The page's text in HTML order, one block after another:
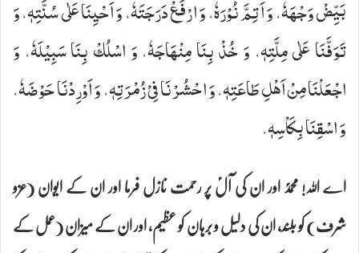
بَیِّضْ وَجْهَهٗ، وَ اَتِمَّ نُوْرَهٗ، وَ ارْفَعْ دَرَجَتَهٗ، وَ اَحْیِنَا عَلٰى سُنَّتِهٖ، وَ
تَوَفَّنَا عَلٰى مِلَّتِهٖ، وَ خُذْ بِنَا مِنْهَاجَهٗ، وَ اسْلُكْ بِنَا سَبِیْلَهٗ، وَ
اجْعَلْنَا مِنْ اَهْلِ طَاعَتِهٖ، وَ احْشُرْنَا فِیْ زُمْرَتِهٖ، وَ اَوْرِدْنَا حَوْضَهٗ،
وَ اسْقِنَا بِكَاْسِهٖ.
اے اللہ! محمدؐ اور ان کی آلؑ پر رحمت نازل فرما اور ان کے ایوان (عزو
شرف) کو بلند، ان کی دلیل و برہان کو عظیم، اور ان کے میزان (عمل کے